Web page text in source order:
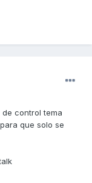
control tema
que solo se